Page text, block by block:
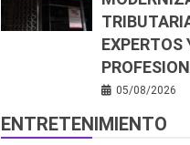
EXPERTOS
05/08/2026
ENTRETENIMIENTO